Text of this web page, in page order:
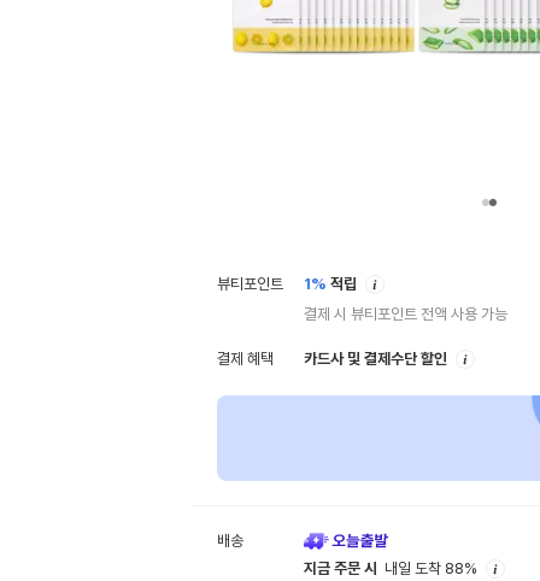
뷰티포인트 1% 적립
결제 시 뷰티포인트 전액 사용 가능
결제 혜택 카드사 및 결제수단 할인
배송
지금 주문 시
내일 도착 88%